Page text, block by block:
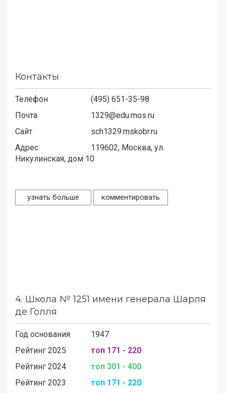
Контакты
Телефон
(495) 651-35-98
Почта
1329@edu.mos.ru
Сайт
sch1329.mskobr.ru
Адрес
119602, Москва, ул.
Никулинская, дом 10
узнать больше комментировать
4. Школа № 1251 имени генерала Шарля
де Голля
Год основания
1947
Рейтинг 2025
топ 171 - 220
Рейтинг 2024
топ 301 - 400
Рейтинг 2023
топ 171 - 220